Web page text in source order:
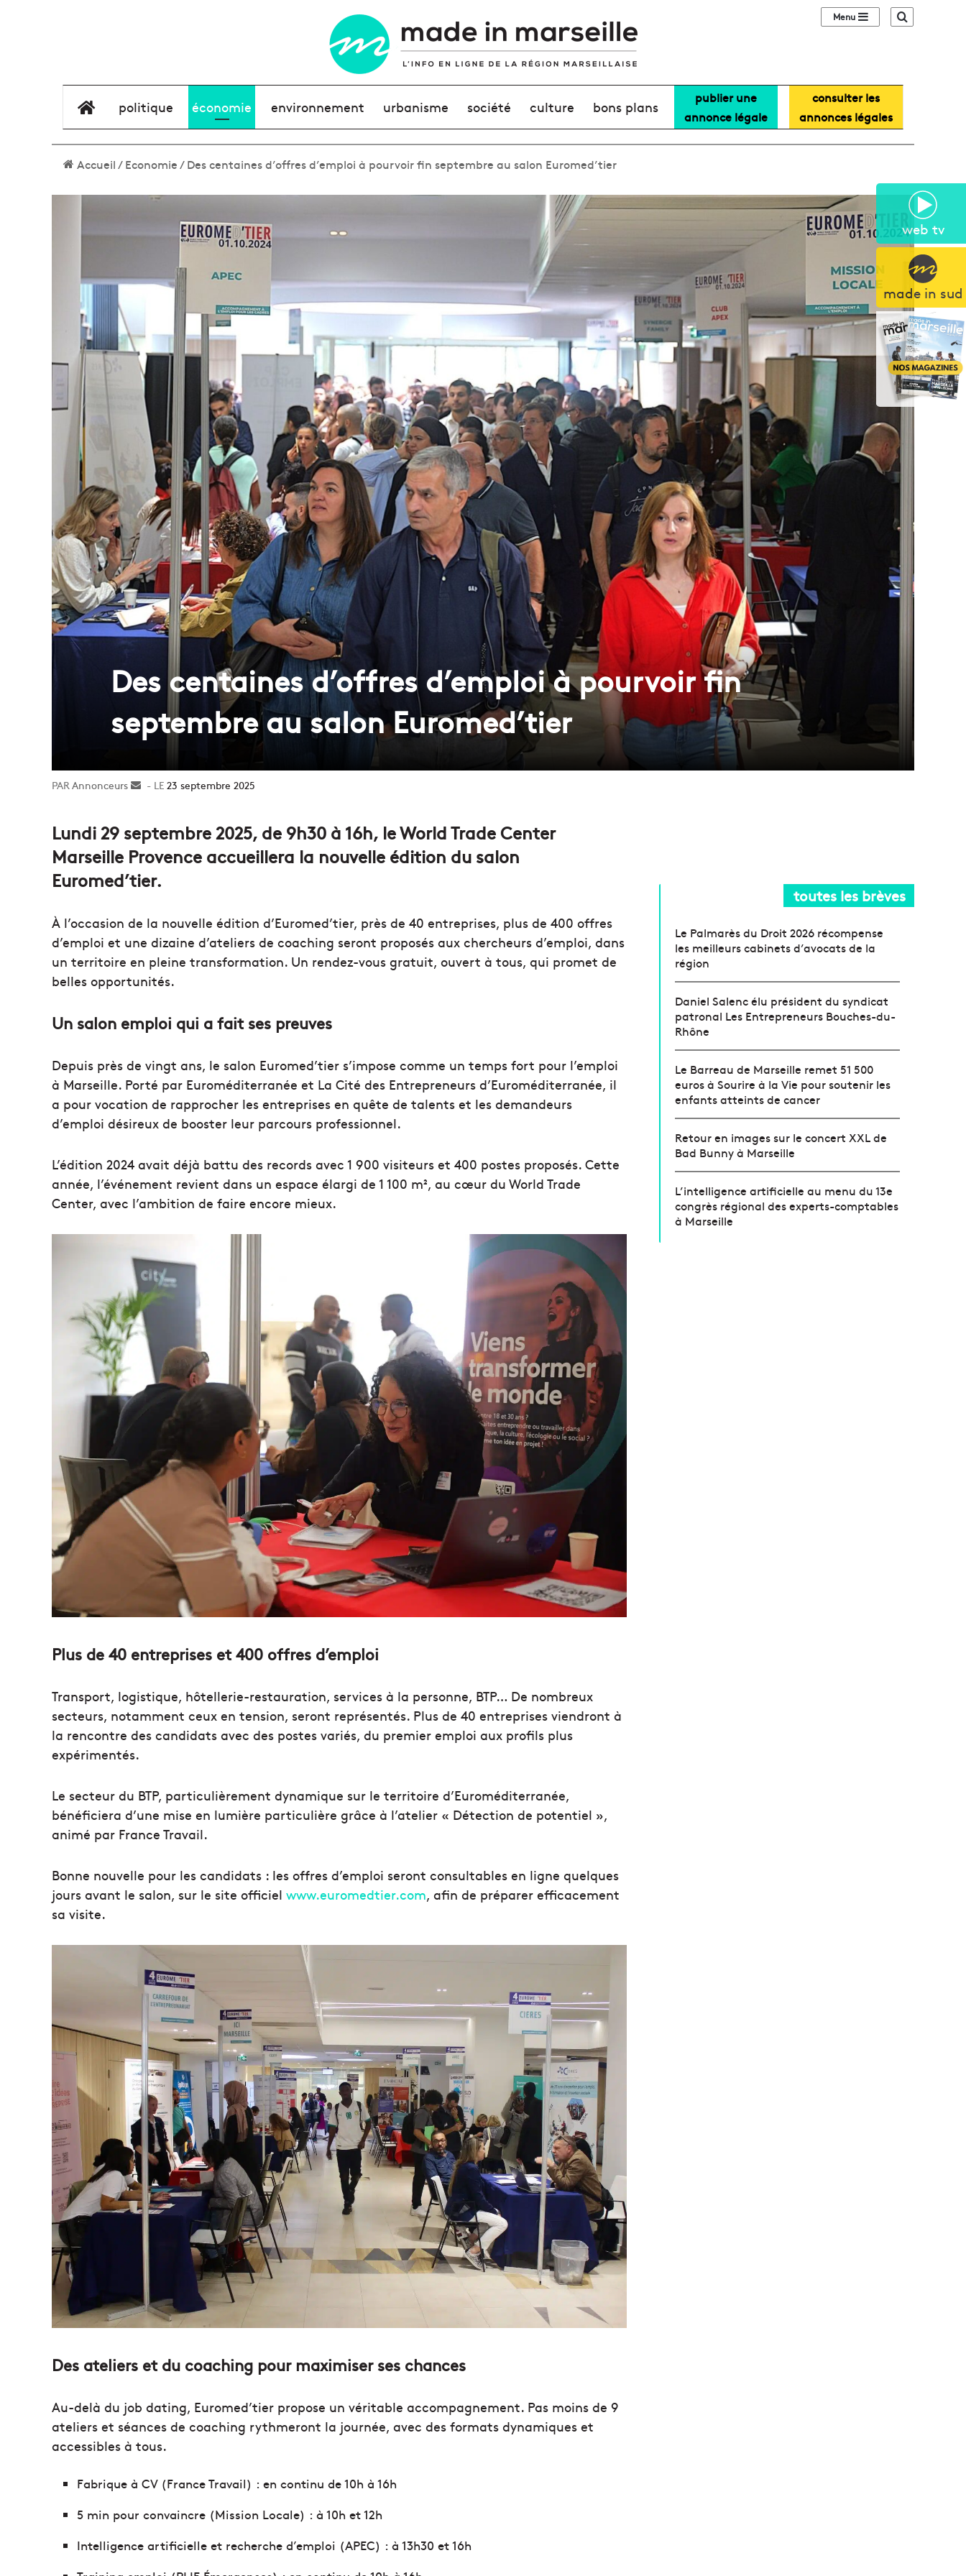
web tv
made in sud
Sidebar (barre
élément de menu
politique économie environnement urbanisme société culture bons plans
publier une
annonce légale
consulter les
annonces légales
Accueil/Economie/Des centaines d’offres d’emploi à pourvoir fin septembre au salon Euromed’tier
Des centaines d’offres d’emploi à pourvoir fin
septembre au salon Euromed’tier
Annonceurs
Envoyer23 septembre 2025
Lundi 29 septembre 2025, de 9h30 à 16h, le World Trade Center
Marseille Provence accueillera la nouvelle édition du salon
Euromed’tier.
À l’occasion de la nouvelle édition d’Euromed’tier, près de 40 entreprises, plus de 400 offres
d’emploi et une dizaine d’ateliers de coaching seront proposés aux chercheurs d’emploi, dans
un territoire en pleine transformation. Un rendez-vous gratuit, ouvert à tous, qui promet de
belles opportunités.
Un salon emploi qui a fait ses preuves
Depuis près de vingt ans, le salon Euromed’tier s’impose comme un temps fort pour l’emploi
à Marseille. Porté par Euroméditerranée et La Cité des Entrepreneurs d’Euroméditerranée, il
a pour vocation de rapprocher les entreprises en quête de talents et les demandeurs
d’emploi désireux de booster leur parcours professionnel.
L’édition 2024 avait déjà battu des records avec 1 900 visiteurs et 400 postes proposés. Cette
année, l’événement revient dans un espace élargi de 1 100 m², au cœur du World Trade
Center, avec l’ambition de faire encore mieux.
Plus de 40 entreprises et 400 offres d’emploi
Transport, logistique, hôtellerie-restauration, services à la personne, BTP… De nombreux
secteurs, notamment ceux en tension, seront représentés. Plus de 40 entreprises viendront à
la rencontre des candidats avec des postes variés, du premier emploi aux profils plus
expérimentés.
Le secteur du BTP, particulièrement dynamique sur le territoire d’Euroméditerranée,
bénéficiera d’une mise en lumière particulière grâce à l’atelier « Détection de potentiel »,
animé par France Travail.
Bonne nouvelle pour les candidats : les offres d’emploi seront consultables en ligne quelques
jours avant le salon, sur le site officiel www.euromedtier.com, afin de préparer efficacement
sa visite.
Des ateliers et du coaching pour maximiser ses chances
Au-delà du job dating, Euromed’tier propose un véritable accompagnement. Pas moins de 9
ateliers et séances de coaching rythmeront la journée, avec des formats dynamiques et
accessibles à tous.
Fabrique à CV (France Travail) : en continu de 10h à 16h
5 min pour convaincre (Mission Locale) : à 10h et 12h
Intelligence artificielle et recherche d’emploi (APEC) : à 13h30 et 16h
toutes les brèves
Le Palmarès du Droit 2026 récompense
les meilleurs cabinets d’avocats de la
région
Daniel Salenc élu président du syndicat
patronal Les Entrepreneurs Bouches-du-
Rhône
Le Barreau de Marseille remet 51 500
euros à Sourire à la Vie pour soutenir les
enfants atteints de cancer
Retour en images sur le concert XXL de
Bad Bunny à Marseille
L’intelligence artificielle au menu du 13e
congrès régional des experts-comptables
à Marseille